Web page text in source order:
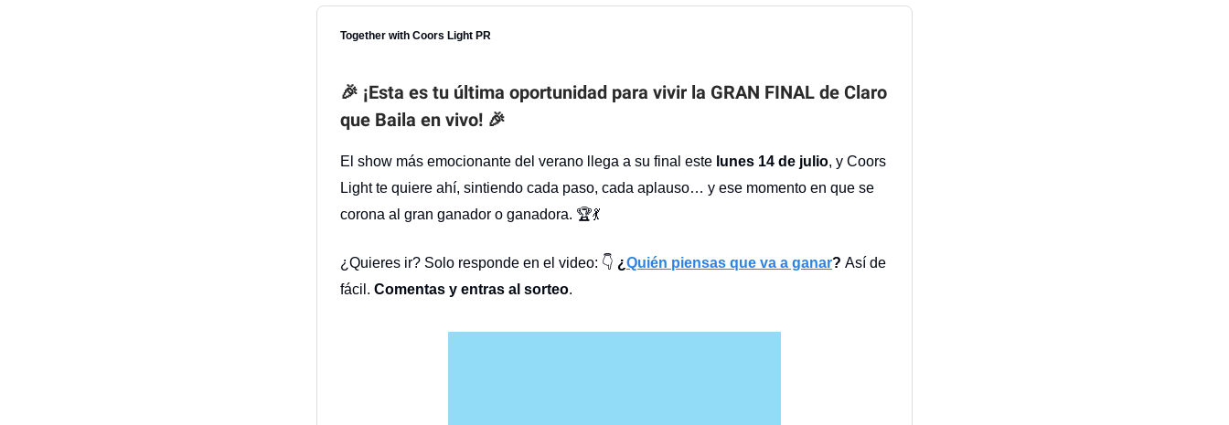
Together with Coors Light PR
🎉 ¡Esta es tu última oportunidad para vivir la GRAN FINAL de Claro
que Baila en vivo! 🎉
El show más emocionante del verano llega a su final este lunes 14 de julio, y Coors
Light te quiere ahí, sintiendo cada paso, cada aplauso… y ese momento en que se
corona al gran ganador o ganadora. 🏆💃
¿Quieres ir? Solo responde en el video: 👇 ¿Quién piensas que va a ganar? Así de
fácil. Comentas y entras al sorteo.